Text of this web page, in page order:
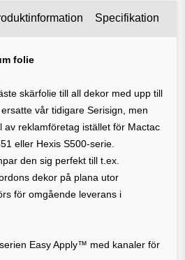
Specifikation
folie
skärfolie till all dekor med upp till
vår tidigare Serisign, men
av reklamföretag istället för Mactac
eller Hexis S500-serie.
den sig perfekt till t.ex.
dekor på plana utor
för omgående leverans i
Easy Apply™ med kanaler för